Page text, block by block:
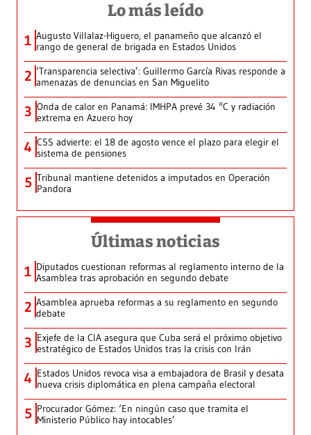
Lo más leído
1 Augusto Villalaz-Higuero, el panameño que alcanzó el
rango de general de brigada en Estados Unidos
2 ‘Transparencia selectiva’: Guillermo García Rivas responde a
amenazas de denuncias en San Miguelito
3 Onda de calor en Panamá: IMHPA prevé 34 °C y radiación
extrema en Azuero hoy
4 CSS advierte: el 18 de agosto vence el plazo para elegir el
sistema de pensiones
5 Tribunal mantiene detenidos a imputados en Operación
Pandora
Últimas noticias
1 Diputados cuestionan reformas al reglamento interno de la
Asamblea tras aprobación en segundo debate
2 Asamblea aprueba reformas a su reglamento en segundo
debate
3 Exjefe de la CIA asegura que Cuba será el próximo objetivo
estratégico de Estados Unidos tras la crisis con Irán
4 Estados Unidos revoca visa a embajadora de Brasil y desata
nueva crisis diplomática en plena campaña electoral
5 Procurador Gómez: ‘En ningún caso que tramita el
Ministerio Público hay intocables’